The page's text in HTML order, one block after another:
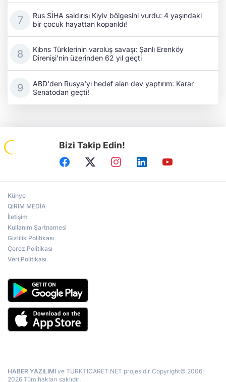
Rus SİHA saldırısı Kıyiv bölgesini vurdu: 4 yaşındaki
bir çocuk hayattan koparıldı!
Kıbrıs Türklerinin varoluş savaşı: Şanlı Erenköy
Direnişi'nin üzerinden 62 yıl geçti
ABD'den Rusya'yı hedef alan dev yaptırım: Karar
Senatodan geçti!
Bizi Takip Edin!
Künye
QIRIM MEDİA
İletişim
Kullanım Şartnamesi
Gizlilik Politikası
Çerez Politikası
Veri Politikası
HABER YAZILIMI ve TURKTICARET.NET projesidir Copyright© 2006-
2026 Tüm hakları saklıdır.